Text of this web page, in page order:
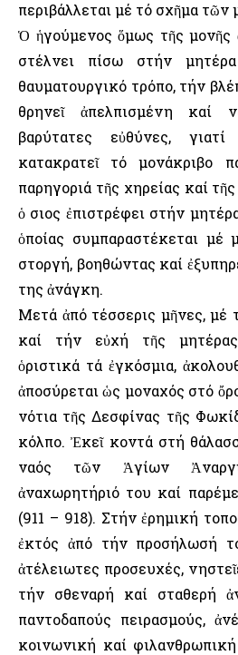
περιβάλλεται μέ τό σχῆμα τῶν
Ὁ ἡγούμενος ὅμως τῆς μονῆς
στέλνει πίσω στήν
θαυματουργικό τρόπο, τήν
θρηνεῖ ἀπελπισμένη καί
βαρύτατες εὐθύνες,
κατακρατεῖ τό μονάκριβο
παρηγοριά τῆς χηρείας καί
ὁ Ὅσιος ἐπιστρέφει στήν
ὁποίας συμπαραστέκεται μέ
στοργή, βοηθώντας καί
της ἀνάγκη.
Μετά ἀπό τέσσερις μῆνες, μέ
καί τήν εὐχή τῆς μητέρας
ὁριστικά τά ἐγκόσμια,
ἀποσύρεται ὡς μοναχός στό
νότια τῆς Δεσφίνας τῆς
κόλπο. Ἐκεῖ κοντά στή
ναός τῶν Ἁγίων
ἀναχωρητήριό του καί
(911 – 918). Στήν ἐρημική
ἐκτός ἀπό τήν προσήλωσή
ἀτέλειωτες προσευχές,
τήν σθεναρή καί σταθερή
παντοδαπούς πειρασμούς,
κοινωνική καί